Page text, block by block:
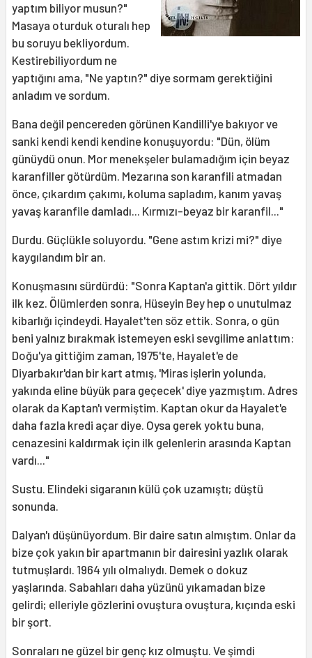
yaptım biliyor musun?"
Masaya oturduk oturalı hep
bu soruyu bekliyordum.
Kestirebiliyordum ne
yaptığını ama, "Ne yaptın?" diye sormam gerektiğini
anladım ve sordum.
Bana değil pencereden görünen Kandilli'ye bakıyor ve
sanki kendi kendi kendine konuşuyordu: "Dün, ölüm
günüydü onun. Mor menekşeler bulamadığım için beyaz
karanfiller götürdüm. Mezarına son karanfili atmadan
önce, çıkardım çakımı, koluma sapladım, kanım yavaş
yavaş karanfile damladı... Kırmızı-beyaz bir karanfil..."
Durdu. Güçlükle soluyordu. "Gene astım krizi mi?" diye
kaygılandım bir an.
Konuşmasını sürdürdü: "Sonra Kaptan'a gittik. Dört yıldır
ilk kez. Ölümlerden sonra, Hüseyin Bey hep o unutulmaz
kibarlığı içindeydi. Hayalet'ten söz ettik. Sonra, o gün
beni yalnız bırakmak istemeyen eski sevgilime anlattım:
Doğu'ya gittiğim zaman, 1975'te, Hayalet'e de
Diyarbakır'dan bir kart atmış, 'Miras işlerin yolunda,
yakında eline büyük para geçecek' diye yazmıştım. Adres
olarak da Kaptan'ı vermiştim. Kaptan okur da Hayalet'e
daha fazla kredi açar diye. Oysa gerek yoktu buna,
cenazesini kaldırmak için ilk gelenlerin arasında Kaptan
vardı..."
Sustu. Elindeki sigaranın külü çok uzamıştı; düştü
sonunda.
Dalyan'ı düşünüyordum. Bir daire satın almıştım. Onlar da
bize çok yakın bir apartmanın bir dairesini yazlık olarak
tutmuşlardı. 1964 yılı olmalıydı. Demek o dokuz
yaşlarında. Sabahları daha yüzünü yıkamadan bize
gelirdi; elleriyle gözlerini ovuştura ovuştura, kıçında eski
bir şort.
Sonraları ne güzel bir genç kız olmuştu. Ve şimdi